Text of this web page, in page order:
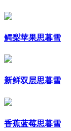
鳄梨苹果思暮雪
新鲜双层思暮雪
香蕉蓝莓思暮雪